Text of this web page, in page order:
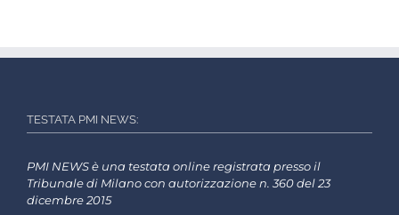
TESTATA PMI NEWS:
PMI NEWS è una testata online registrata presso il
Tribunale di Milano con autorizzazione n. 360 del 23
dicembre 2015